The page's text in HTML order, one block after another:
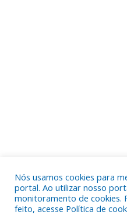
Nós usamos cookies para
portal. Ao utilizar nosso
monitoramento de cookies.
feito, acesse Política de